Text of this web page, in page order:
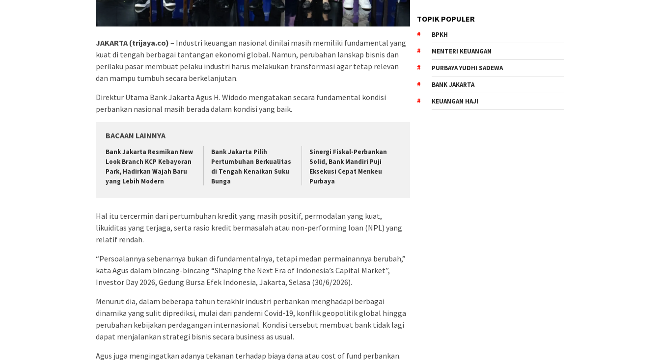
JAKARTA (trijaya.co) – Industri keuangan nasional dinilai masih memiliki fundamental yang
kuat di tengah berbagai tantangan ekonomi global. Namun, perubahan lanskap bisnis dan
perilaku pasar membuat pelaku industri harus melakukan transformasi agar tetap relevan
dan mampu tumbuh secara berkelanjutan.
Direktur Utama Bank Jakarta Agus H. Widodo mengatakan secara fundamental kondisi
perbankan nasional masih berada dalam kondisi yang baik.
BACAAN LAINNYA
Bank Jakarta Resmikan New
Look Branch KCP Kebayoran
Park, Hadirkan Wajah Baru
yang Lebih Modern
Bank Jakarta Pilih
Pertumbuhan Berkualitas
di Tengah Kenaikan Suku
Bunga
Sinergi Fiskal-Perbankan
Solid, Bank Mandiri Puji
Eksekusi Cepat Menkeu
Purbaya
Hal itu tercermin dari pertumbuhan kredit yang masih positif, permodalan yang kuat,
likuiditas yang terjaga, serta rasio kredit bermasalah atau non-performing loan (NPL) yang
relatif rendah.
“Persoalannya sebenarnya bukan di fundamentalnya, tetapi medan permainannya berubah,”
kata Agus dalam bincang-bincang “Shaping the Next Era of Indonesia’s Capital Market”,
Investor Day 2026, Gedung Bursa Efek Indonesia, Jakarta, Selasa (30/6/2026).
Menurut dia, dalam beberapa tahun terakhir industri perbankan menghadapi berbagai
dinamika yang sulit diprediksi, mulai dari pandemi Covid-19, konflik geopolitik global hingga
perubahan kebijakan perdagangan internasional. Kondisi tersebut membuat bank tidak lagi
dapat menjalankan strategi bisnis secara business as usual.
Agus juga mengingatkan adanya tekanan terhadap biaya dana atau cost of fund perbankan.
TOPIK POPULER
BPKH
MENTERI KEUANGAN
PURBAYA YUDHI SADEWA
BANK JAKARTA
KEUANGAN HAJI